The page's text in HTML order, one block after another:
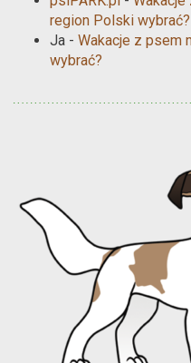
region Polski wybrać?
Ja - Wakacje z psem
wybrać?